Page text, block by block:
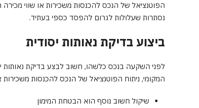
הפוטנציאל של הנכס להכנסות משכירות או שווי
נסתרות שעלולות לגרום להפסד כספי בעתיד.
ביצוע בדיקת נאותות יסודית
לפני השקעה בנכס כלשהו, ​​חשוב לבצע בדיקת
המקומי, ניתוח הפוטנציאל של הנכס להכנסות
שיקול חשוב נוסף הוא הבטחת המימון